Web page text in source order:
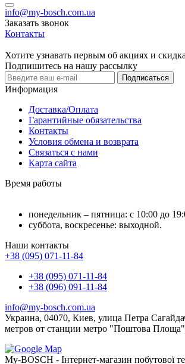
info@my-bosch.com.ua
Заказать звонок
Контакты
Хотите узнавать первым об акциях и
Подпишитесь на нашу рассылку
Подписаться
Информация
Доставка/Оплата
Гарантийные обязательства
Контакты
Условия обмена и возврата
Связаться с нами
Карта сайта
Время работы
понедельник – пятница: с 10:00 до
суббота, воскресенье: выходной.
Наши контакты
+38 (095) 071-11-84
+38 (095) 071-11-84
+38 (096) 091-11-84
info@my-bosch.com.ua
Украина, 04070, Киев, улица Петра
метров от станции метро "Поштова
My-BOSCH - Інтернет-магазин побутової